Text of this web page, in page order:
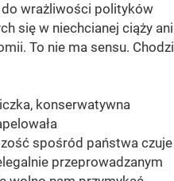
wrażliwości polityków
się w niechcianej ciąży ani
To nie ma sensu. Chodzi
konserwatywna
spośród państwa czuje
przeprowadzanym